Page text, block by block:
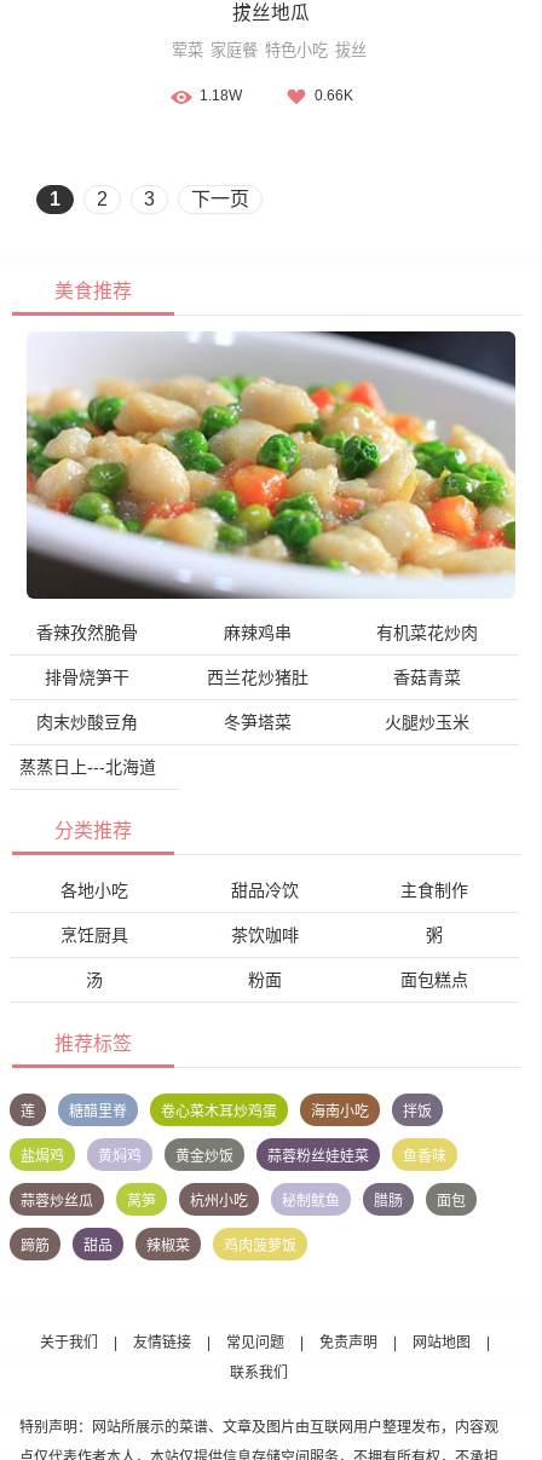
拔丝地瓜
荤菜 家庭餐 特色小吃 拔丝
1.18W 0.66K
1 2 3 下一页
美食推荐
香辣孜然脆骨 麻辣鸡串 有机菜花炒肉
排骨烧笋干 西兰花炒猪肚 香菇青菜
肉末炒酸豆角 冬笋塔菜 火腿炒玉米
蒸蒸日上---北海道
分类推荐
各地小吃 甜品冷饮 主食制作
烹饪厨具 茶饮咖啡 粥
汤 粉面 面包糕点
推荐标签
莲 糖醋里脊 卷心菜木耳炒鸡蛋 海南小吃 拌饭
盐焗鸡 黄焖鸡 黄金炒饭 蒜蓉粉丝娃娃菜 鱼香味
蒜蓉炒丝瓜 莴笋 杭州小吃 秘制鱿鱼 腊肠 面包
蹄筋 甜品 辣椒菜 鸡肉菠萝饭
关于我们 友情链接 常见问题 免责声明 网站地图
联系我们
特别声明：网站所展示的菜谱、文章及图片由互联网用户整理发布，内容观